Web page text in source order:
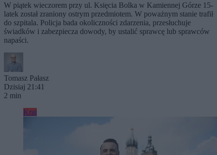
W piątek wieczorem przy ul. Księcia Bolka w Kamiennej Górze 15-
latek został zraniony ostrym przedmiotem. W poważnym stanie trafił
do szpitala. Policja bada okoliczności zdarzenia, przesłuchuje
świadków i zabezpiecza dowody, by ustalić sprawcę lub sprawców
napaści.
Tomasz Pałasz
Dzisiaj 21:41
2 min
Kraj